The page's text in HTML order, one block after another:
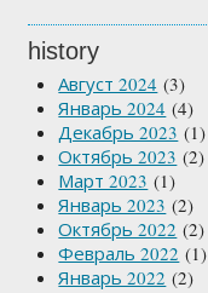
history
Август 2024 (3)
Январь 2024 (4)
Декабрь 2023 (1)
Октябрь 2023 (2)
Март 2023 (1)
Январь 2023 (2)
Октябрь 2022 (2)
Февраль 2022 (1)
Январь 2022 (2)